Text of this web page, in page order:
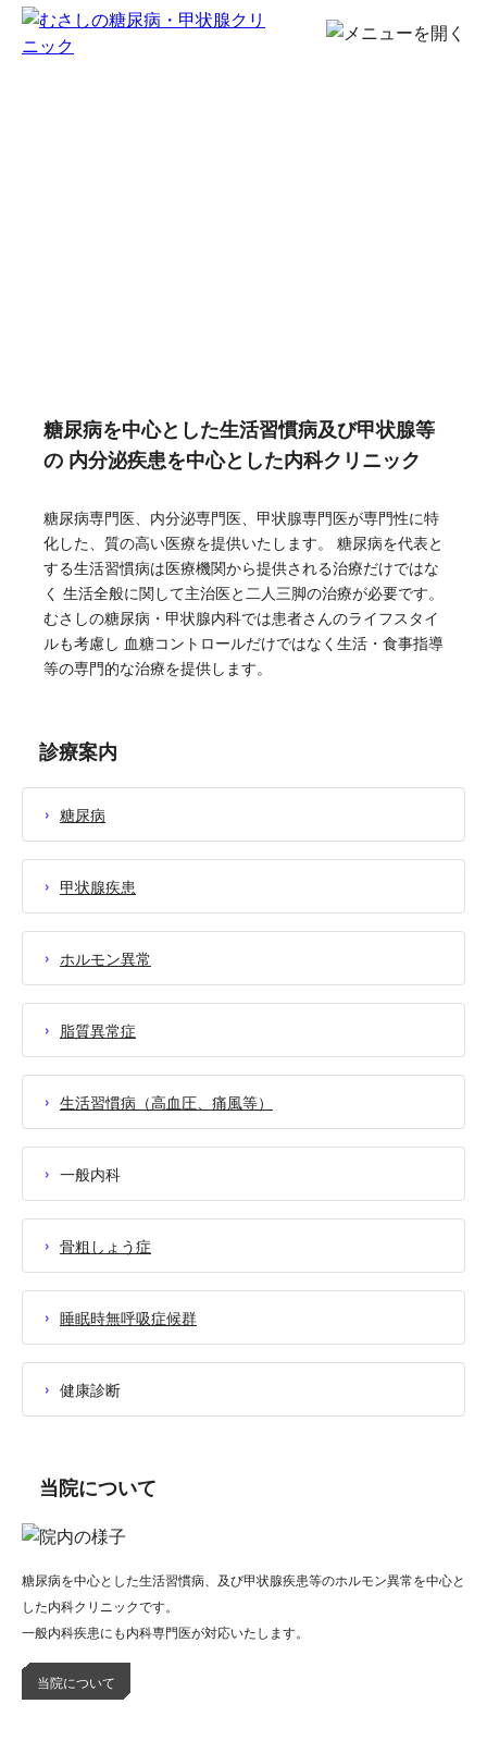
糖尿病を中心とした生活習慣病及び甲状腺等
の 内分泌疾患を中心とした内科クリニック
糖尿病専門医、内分泌専門医、甲状腺専門医が専門性に特
化した、質の高い医療を提供いたします。
糖尿病を代表と
する生活習慣病は医療機関から提供される治療だけではな
く 生活全般に関して主治医と二人三脚の治療が必要です。
むさしの糖尿病・甲状腺内科では患者さんのライフスタイ
ルも考慮し 血糖コントロールだけではなく生活・食事指導
等の専門的な治療を提供します。
診療案内
糖尿病
甲状腺疾患
ホルモン異常
脂質異常症
生活習慣病 （高血圧、痛風等）
一般内科
骨粗しょう症
睡眠時無呼吸症候群
健康診断
当院について
糖尿病を中心とした生活習慣病、及び甲状腺疾患等のホルモン異常を中心と
した内科クリニックです。
一般内科疾患にも内科専門医が対応いたします。
当院について